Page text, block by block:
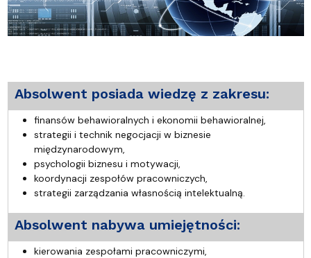
Absolwent posiada wiedzę z zakresu:
finansów behawioralnych i ekonomii behawioralnej,
strategii i technik negocjacji w biznesie
międzynarodowym,
psychologii biznesu i motywacji,
koordynacji zespołów pracowniczych,
strategii zarządzania własnością intelektualną.
Absolwent nabywa umiejętności:
kierowania zespołami pracowniczymi,